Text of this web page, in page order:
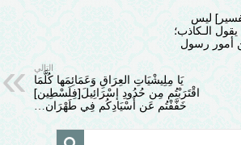
ليس
الـكاذب؛
أمور رسول
التالي
يَا مِلِيشْيَاتِ العِرَاقِ وَعَمَائِمَها كُلَّمَا
اقْتَرَبْتُم مِن حُدُودِ إسْرَائِيلَ[فِلَسْطِين]
خَفَّفْتُم عَن أَسْيَادِكُم فِي طَهْرَان…